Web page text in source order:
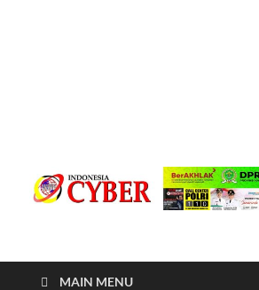
Indonesia
MAIN MENU